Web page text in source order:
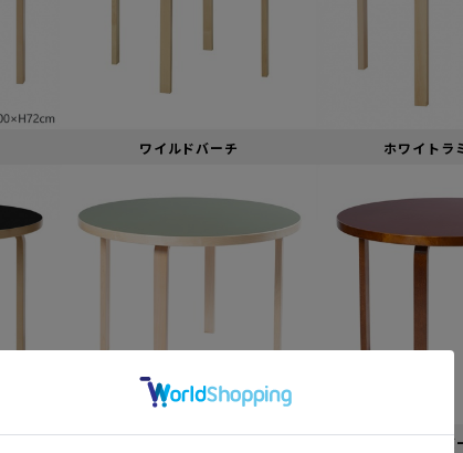
ワイルドバーチ ホワイトラ
リノリウムバ